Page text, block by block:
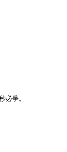
必爭。